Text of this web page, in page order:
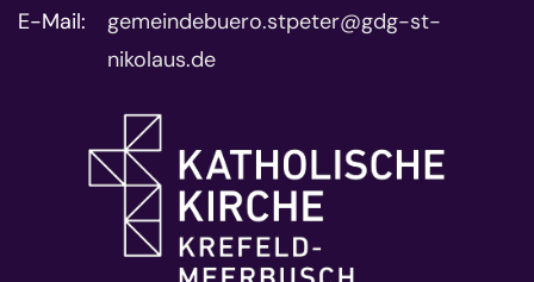
E-Mail:
gemeindebuero.stpeter@gdg-st-
nikolaus.de